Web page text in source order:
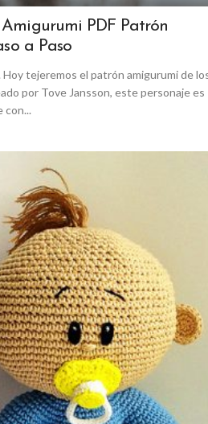
PDF Patrón
a Paso
Hoy tejeremos el patrón amigurumi de
por Tove Jansson, este personaje es
con...